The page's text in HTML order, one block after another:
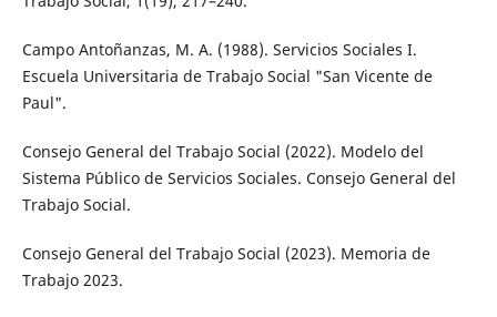
Campo Antoñanzas, M. A. (1988). Servicios Sociales I.
Escuela Universitaria de Trabajo Social "San Vicente de
Paul".
Consejo General del Trabajo Social (2022). Modelo del
Sistema Público de Servicios Sociales. Consejo General del
Trabajo Social.
Consejo General del Trabajo Social (2023). Memoria de
Trabajo 2023.